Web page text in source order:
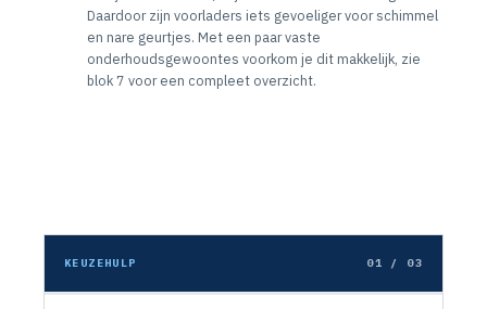
Daardoor zijn voorladers iets gevoeliger voor schimmel
en nare geurtjes. Met een paar vaste
onderhoudsgewoontes voorkom je dit makkelijk, zie
blok 7 voor een compleet overzicht.
KEUZEHULP 01 / 03